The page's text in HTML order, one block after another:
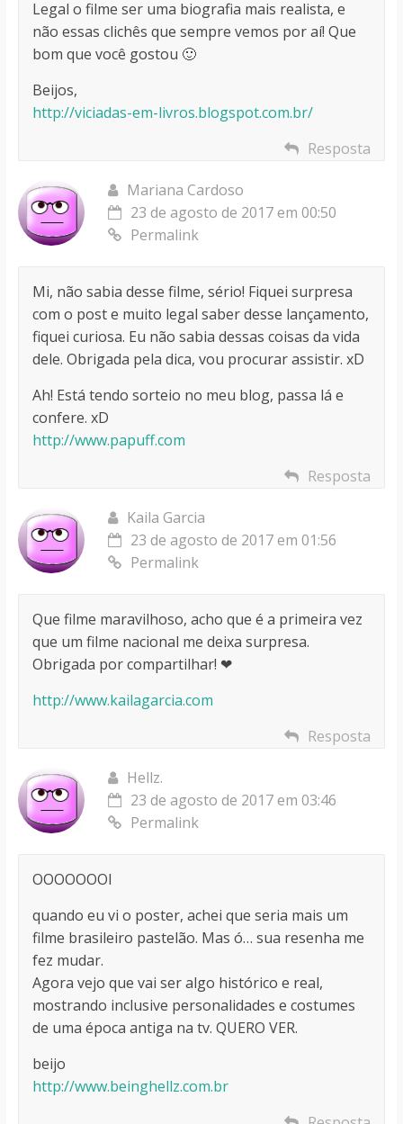
Legal o filme ser uma biografia mais realista, e
não essas clichês que sempre vemos por aí! Que
bom que você gostou 🙂
Beijos,
http://viciadas-em-livros.blogspot.com.br/
Resposta
Mariana Cardoso
23 de agosto de 2017 em 00:50
Permalink
Mi, não sabia desse filme, sério! Fiquei surpresa
com o post e muito legal saber desse lançamento,
fiquei curiosa. Eu não sabia dessas coisas da vida
dele. Obrigada pela dica, vou procurar assistir. xD
Ah! Está tendo sorteio no meu blog, passa lá e
confere. xD
http://www.papuff.com
Resposta
Kaila Garcia
23 de agosto de 2017 em 01:56
Permalink
Que filme maravilhoso, acho que é a primeira vez
que um filme nacional me deixa surpresa.
Obrigada por compartilhar! ❤
http://www.kailagarcia.com
Resposta
Hellz.
23 de agosto de 2017 em 03:46
Permalink
OOOOOOOI
quando eu vi o poster, achei que seria mais um
filme brasileiro pastelão. Mas ó… sua resenha me
fez mudar.
Agora vejo que vai ser algo histórico e real,
mostrando inclusive personalidades e costumes
de uma época antiga na tv. QUERO VER.
beijo
http://www.beinghellz.com.br